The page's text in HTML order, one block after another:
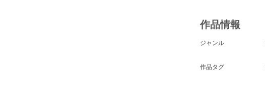
作品情報
ジャンル
作品タグ